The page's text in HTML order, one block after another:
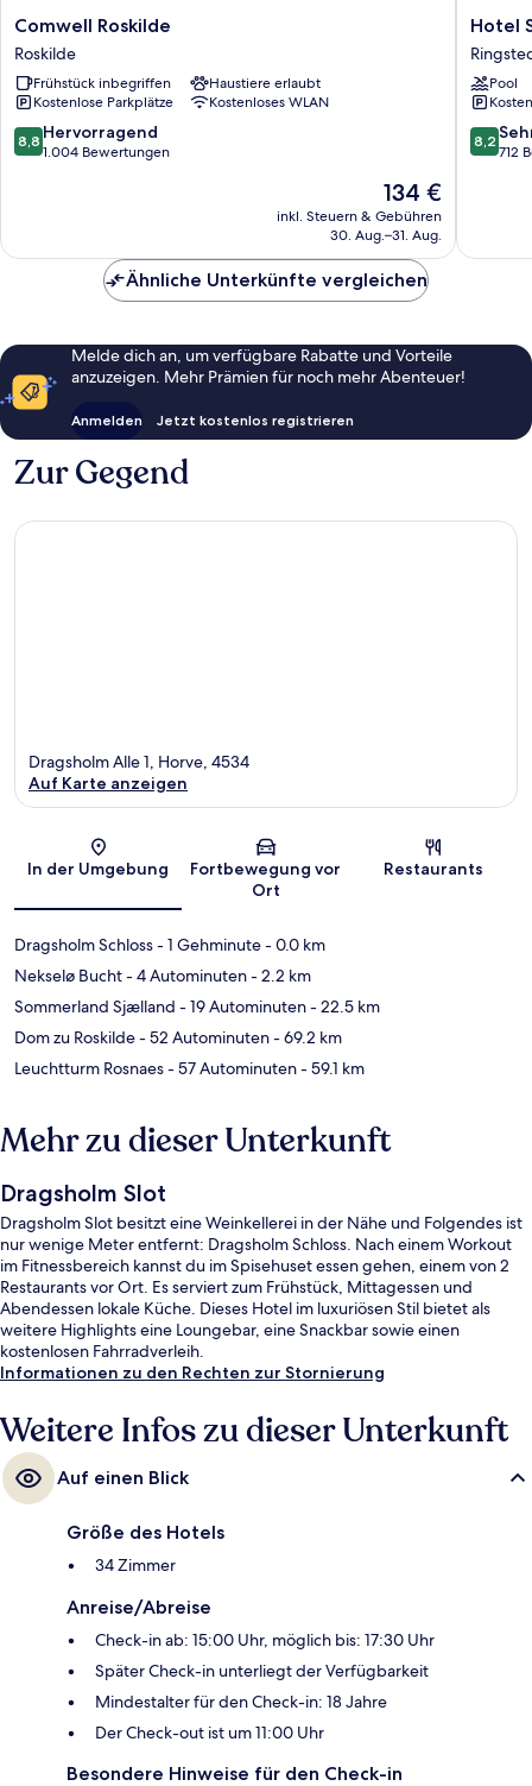
Comwell
Roskilde
Roskilde
Comwell Roskilde
Roskilde
Frühstück inbegriffen
Haustiere erlaubt
Kostenlose Parkplätze
Kostenloses WLAN
8.8
von
8,8 Hervorragend
1.004 Bewertungen
Der
Preis
beträgt
134 €
inkl. Steuern & Gebühren
30. Aug.–31. Aug.
Hotel
Sørup
Hotel
Pool
8.2
von
8,2
712
Ähnliche Unterkünfte vergleichen
Melde dich an, um verfügbare Rabatte und Vorteile
anzuzeigen. Mehr Prämien für noch mehr Abenteuer!
Anmelden Jetzt kostenlos registrieren
Zur Gegend
Karte
Dragsholm Alle 1, Horve, 4534
Auf Karte anzeigen
In der Umgebung
Fortbewegung vor
Ort
Restaurants
Dragsholm Schloss- 1 Gehminute- 0.0 km
Nekselø Bucht- 4 Autominuten- 2.2 km
Sommerland Sjælland - 19 Autominuten- 22.5 km
Dom zu Roskilde- 52 Autominuten- 69.2 km
Leuchtturm Rosnaes- 57 Autominuten- 59.1 km
Mehr zu dieser Unterkunft
Dragsholm Slot
Dragsholm Slot besitzt eine Weinkellerei in der Nähe und Folgendes ist
nur wenige Meter entfernt: Dragsholm Schloss. Nach einem Workout
im Fitnessbereich kannst du im Spisehuset essen gehen, einem von 2
Restaurants vor Ort. Es serviert zum Frühstück, Mittagessen und
Abendessen lokale Küche. Dieses Hotel im luxuriösen Stil bietet als
weitere Highlights eine Loungebar, eine Snackbar sowie einen
kostenlosen Fahrradverleih.
Informationen zu den Rechten zur Stornierung
Weitere Infos zu dieser Unterkunft
Auf einen Blick
Größe des Hotels
34 Zimmer
Anreise/Abreise
Check-in ab: 15:00 Uhr, möglich bis: 17:30 Uhr
Später Check-in unterliegt der Verfügbarkeit
Mindestalter für den Check-in: 18 Jahre
Der Check-out ist um 11:00 Uhr
Besondere Hinweise für den Check-in